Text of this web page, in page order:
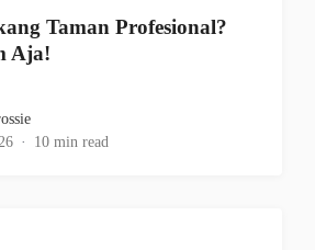
Taman Profesional?
Aja!
10 min read